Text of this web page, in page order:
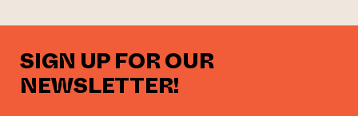
SIGN UP FOR OUR
NEWSLETTER!